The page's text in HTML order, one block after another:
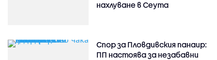
нахлуване в Сеута
Спор за Пловдивския панаир:
ПП настоява за незабавни